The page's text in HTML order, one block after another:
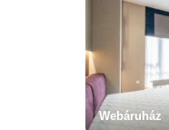
Webáruház